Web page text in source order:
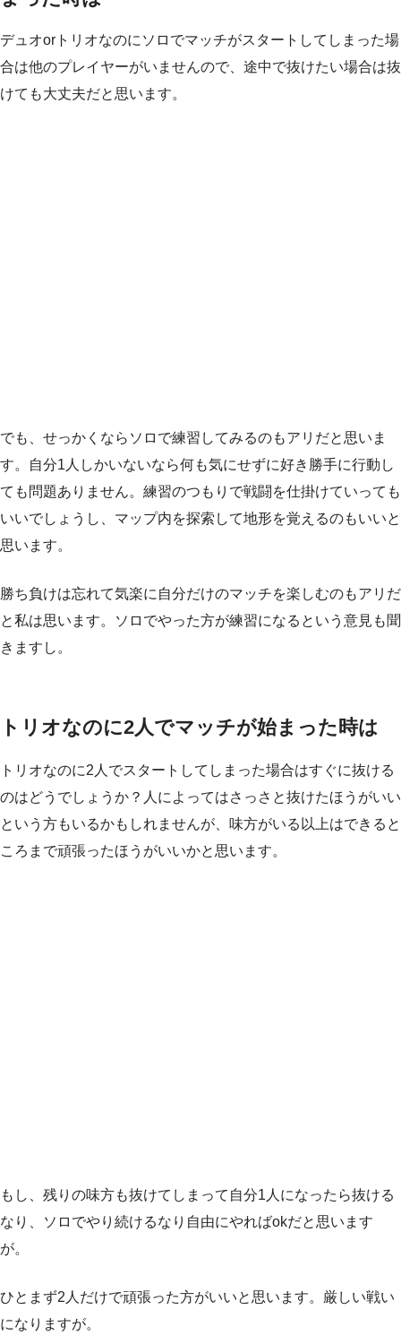
デュオorトリオなのにソロでマッチがスタートしてしまった場
合は他のプレイヤーがいませんので、途中で抜けたい場合は抜
けても大丈夫だと思います。
でも、せっかくならソロで練習してみるのもアリだと思いま
す。自分1人しかいないなら何も気にせずに好き勝手に行動し
ても問題ありません。練習のつもりで戦闘を仕掛けていっても
いいでしょうし、マップ内を探索して地形を覚えるのもいいと
思います。
勝ち負けは忘れて気楽に自分だけのマッチを楽しむのもアリだ
と私は思います。ソロでやった方が練習になるという意見も聞
きますし。
トリオなのに2人でマッチが始まった時は
トリオなのに2人でスタートしてしまった場合はすぐに抜ける
のはどうでしょうか？人によってはさっさと抜けたほうがいい
という方もいるかもしれませんが、味方がいる以上はできると
ころまで頑張ったほうがいいかと思います。
もし、残りの味方も抜けてしまって自分1人になったら抜ける
なり、ソロでやり続けるなり自由にやればokだと思います
が。
ひとまず2人だけで頑張った方がいいと思います。厳しい戦い
になりますが。